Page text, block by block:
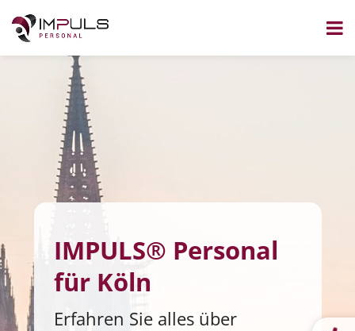
IMPULS® Personal
für Köln
Erfahren Sie alles über